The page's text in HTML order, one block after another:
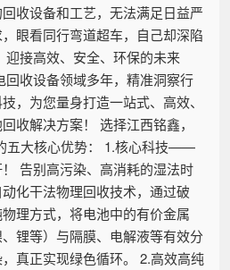
收设备和工艺，无法满足日益严
眼看同行弯道超车，自己却深陷
迎接高效、安全、环保的未来
回收设备领域多年，精准洞察行
，为您量身打造一站式、高效、
收解决方案！ 选择江西铭鑫，
五大核心优势： 1.核心科技——
告别高污染、高消耗的湿法时
化干法物理回收技术，通过破
理方式，将电池中的有价金属
、锂等）与隔膜、电解液等有效分
真正实现绿色循环。 2.高效高纯